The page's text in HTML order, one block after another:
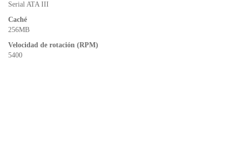
Serial ATA III
Caché
256MB
Velocidad de rotación (RPM)
5400